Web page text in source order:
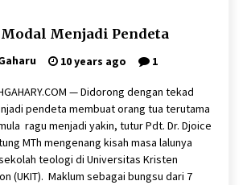
Menjadi Pendeta
10 years ago 1
— Didorong dengan tekad
pendeta membuat orang tua terutama
ragu menjadi yakin, tutur Pdt. Dr. Djoice
MTh mengenang kisah masa lalunya
teologi di Universitas Kristen
(UKIT). Maklum sebagai bungsu dari 7